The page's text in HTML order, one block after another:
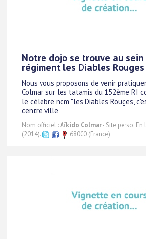
Notre dojo se trouve au sein
régiment les Diables Rouges
Nous vous proposons de venir
Colmar sur les tatamis du 152ème RI
le célèbre nom "les Diables Rouges,
centre ville
Nom officiel :Aïkido Colmar- Site perso. En
(2014).
68000 (France)